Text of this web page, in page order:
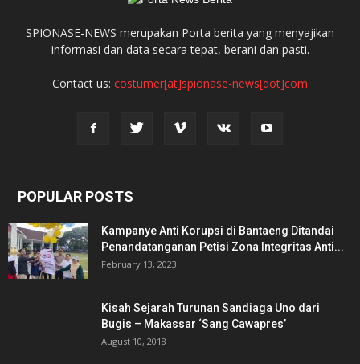
SPIONASE-NEWS merupakan Porta berita yang menyajikan
informasi dan data secara tepat, berani dan pasti.
Contact us: costumer[at]spionase-news[dot]com
POPULAR POSTS
Kampanye Anti Korupsi di Bantaeng Ditandai
Penandatanganan Petisi Zona Integritas Anti...
February 13, 2023
Kisah Sejarah Turunan Sandiaga Uno dari
Bugis – Makassar ‘Sang Cawapres’
August 10, 2018